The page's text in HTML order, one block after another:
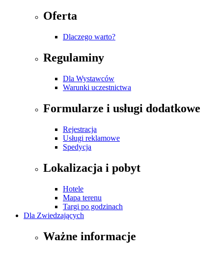
Oferta
Dlaczego warto?
Regulaminy
Dla Wystawców
Warunki uczestnictwa
Formularze i usługi dodatkowe
Rejestracja
Usługi reklamowe
Spedycja
Lokalizacja i pobyt
Hotele
Mapa terenu
Targi po godzinach
Dla Zwiedzających
Ważne informacje